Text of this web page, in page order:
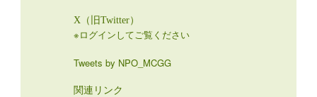
X（旧Twitter）
※ログインしてご覧ください
Tweets by NPO_MCGG
関連リンク